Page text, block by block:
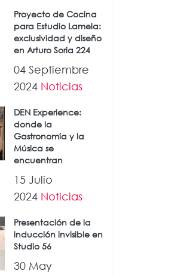
Proyecto de Cocina
para Estudio Lamela:
exclusividad y diseño
en Arturo Soria 224
04 Septiembre
2024 Noticias
DEN Experience:
donde la
Gastronomía y la
Música se
encuentran
15 Julio
2024 Noticias
Presentación de la
inducción invisible en
Studio 56
30 May